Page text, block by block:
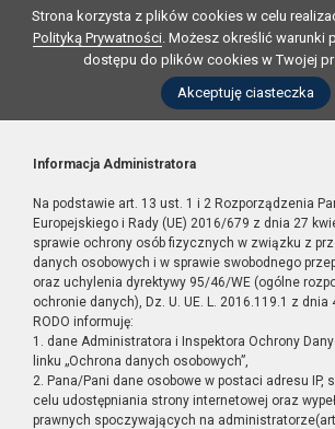
Strona korzysta z plików cookies w celu
Polityką Prywatności. Możesz określić warunki
dostępu do plików cookies w Twojej
Akceptuję ciasteczka
Informacja Administratora
Na podstawie art. 13 ust. 1 i 2 Rozporządzenia
Europejskiego i Rady (UE) 2016/679 z dnia 27
sprawie ochrony osób fizycznych w związku z
danych osobowych i w sprawie swobodnego
oraz uchylenia dyrektywy 95/46/WE (ogólne
ochronie danych), Dz. U. UE. L. 2016.119.1 z dnia
RODO informuję:
1. dane Administratora i Inspektora Ochrony
linku „Ochrona danych osobowych”,
2. Pana/Pani dane osobowe w postaci adresu IP,
celu udostępniania strony internetowej oraz
prawnych spoczywających na